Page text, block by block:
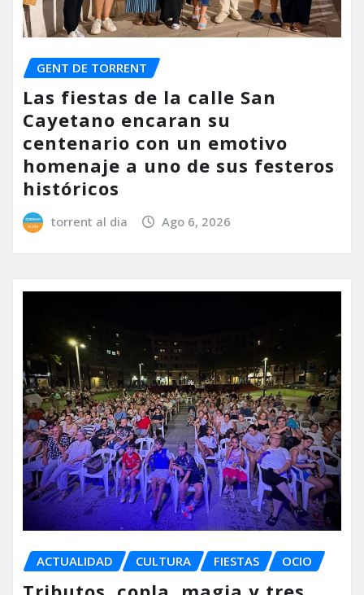
GENT DE TORRENT
Las fiestas de la calle San
Cayetano encaran su
centenario con un emotivo
homenaje a uno de sus festeros
históricos
torrent al dia Ago 6, 2026
ACTUALIDAD CULTURA FIESTAS OCIO